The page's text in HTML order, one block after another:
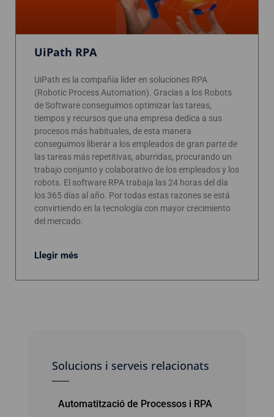
UiPath RPA
UiPath es la compañia líder en soluciones RPA
(Robotic Process Automation). Gracias a los Robots
de Software conseguimos optimizar las tareas,
tiempos y recursos que una empresa dedica a sus
procesos más habituales, de esta manera
conseguimos liberar a los empleados de gran parte de
las tareas más repetitivas, aburridas, procurando un
trabajo conjunto y colaborativo de los empleados y los
robots. El software RPA trabaja las 24 horas del día
los 365 días al año. Por todas estas razones se está
convirtiendo en la tecnología con mayor crecimiento
del mercado.
Llegir més
Solucions i serveis relacionats
Automatització de Processos i RPA